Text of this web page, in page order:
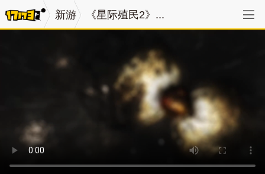
新游 《星际殖民2》...